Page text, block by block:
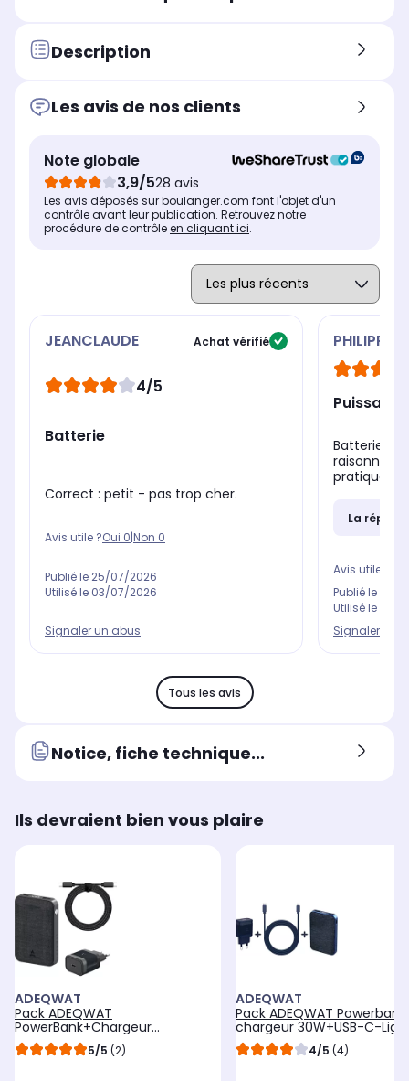
Description
Les avis de nos clients
Note globale
3,9/528 avis
Les avis déposés sur boulanger.com font l'objet d'un
contrôle avant leur publication. Retrouvez notre
procédure de contrôleen cliquant ici.
JEANCLAUDE Achat vérifié
4/5
Batterie
Correct : petit - pas trop cher.
Avis utile ?Oui 0|Non 0
Publié le 25/07/2026
Utilisé le 03/07/2026
Signaler un abus
PHILIPPE
Batterie
pratique.
La
Avis utile ?
Publié le
Utilisé le
Signaler un
Tous les avis
Notice, fiche technique...
Ils devraient bien vous plaire
ADEQWAT
Pack ADEQWAT
PowerBank+Chargeur
30W+Cable USB-C-USB-C
5/5 (2)
ADEQWAT
Pack ADEQWAT
chargeur 30W+USB-C-
4/5 (4)